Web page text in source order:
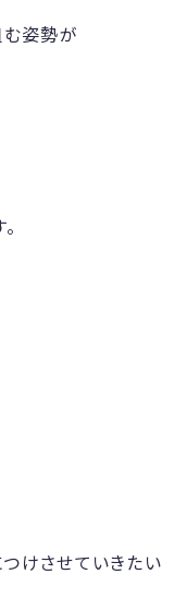
む姿勢が
けさせていきたい